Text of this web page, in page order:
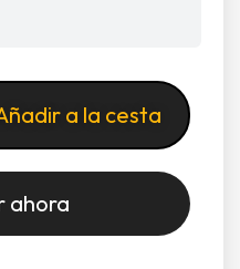
a la cesta
ahora